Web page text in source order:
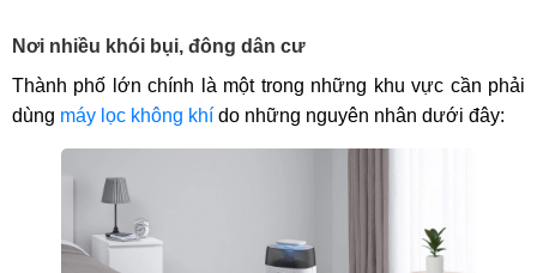
Nơi nhiều khói bụi, đông dân cư
Thành phố lớn chính là một trong những khu vực cần phải
dùng máy lọc không khí do những nguyên nhân dưới đây: